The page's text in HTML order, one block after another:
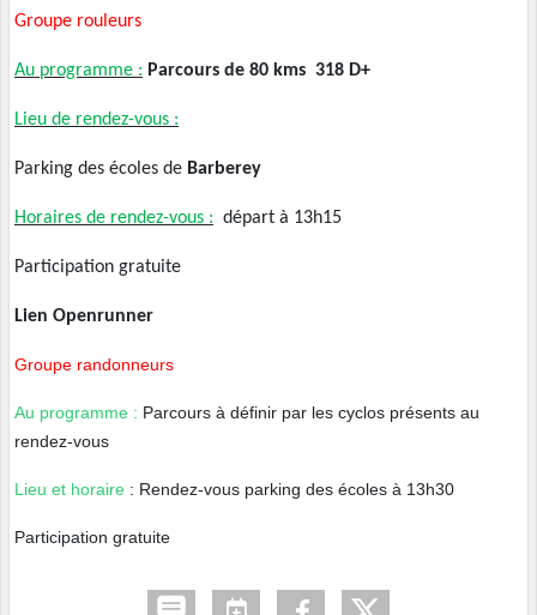
Groupe rouleurs
Au programme : Parcours de 80 kms 318 D+
Lieu de rendez-vous :
Parking des écoles de Barberey
Horaires de rendez-vous : départ à 13h15
Participation gratuite
Lien Openrunner
Groupe randonneurs
Au programme : Parcours à définir par les cyclos présents au
rendez-vous
Lieu et horaire : Rendez-vous parking des écoles à 13h30
Participation gratuite